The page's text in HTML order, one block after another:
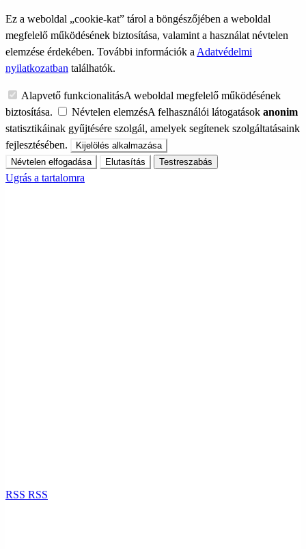
Ez a weboldal „cookie-kat” tárol a böngészőjében a weboldal
megfelelő működésének biztosítása, valamint a használat névtelen
elemzése érdekében. További információk a Adatvédelmi
nyilatkozatban találhatók.
Alapvető funkcionalitásA weboldal megfelelő működésének
biztosítása.
Névtelen elemzésA felhasználói látogatások anonim
statisztikáinak gyűjtésére szolgál, amelyek segítenek szolgáltatásaink
fejlesztésében.
Kijelölés alkalmazása
Névtelen elfogadása
Elutasítás Testreszabás
Ugrás a tartalomra
RSS RSS